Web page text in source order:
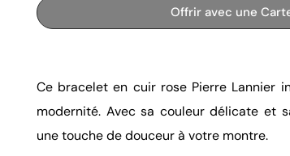
Offrir avec une
Ce bracelet en cuir rose Pierre Lannier
modernité. Avec sa couleur délicate et
une touche de douceur à votre montre.